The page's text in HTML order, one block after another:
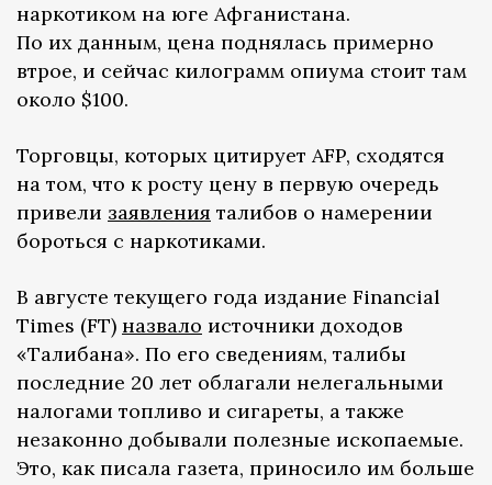
наркотиком на юге Афганистана.
По их данным, цена поднялась примерно
втрое, и сейчас килограмм опиума стоит там
около $100.
Торговцы, которых цитирует AFP, сходятся
на том, что к росту цену в первую очередь
привели заявления талибов о намерении
бороться с наркотиками.
В августе текущего года издание Financial
Times (FT) назвало источники доходов
«Талибана». По его сведениям, талибы
последние 20 лет облагали нелегальными
налогами топливо и сигареты, а также
незаконно добывали полезные ископаемые.
Это, как писала газета, приносило им больше